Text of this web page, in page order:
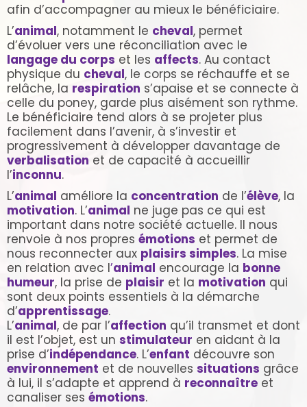
afin d’accompagner au mieux le bénéficiaire.
L’animal, notamment le cheval, permet
d’évoluer vers une réconciliation avec le
langage du corps et les affects. Au contact
physique du cheval, le corps se réchauffe et se
relâche, la respiration s’apaise et se connecte à
celle du poney, garde plus aisément son rythme.
Le bénéficiaire tend alors à se projeter plus
facilement dans l’avenir, à s’investir et
progressivement à développer davantage de
verbalisation et de capacité à accueillir
l’inconnu.
L’animal améliore la concentration de l’élève, la
motivation. L’animal ne juge pas ce qui est
important dans notre société actuelle. Il nous
renvoie à nos propres émotions et permet de
nous reconnecter aux plaisirs simples. La mise
en relation avec l’animal encourage la bonne
humeur, la prise de plaisir et la motivation qui
sont deux points essentiels à la démarche
d’apprentissage.
L’animal, de par l’affection qu’il transmet et dont
il est l’objet, est un stimulateur en aidant à la
prise d’indépendance. L’enfant découvre son
environnement et de nouvelles situations grâce
à lui, il s’adapte et apprend à reconnaître et
canaliser ses émotions.